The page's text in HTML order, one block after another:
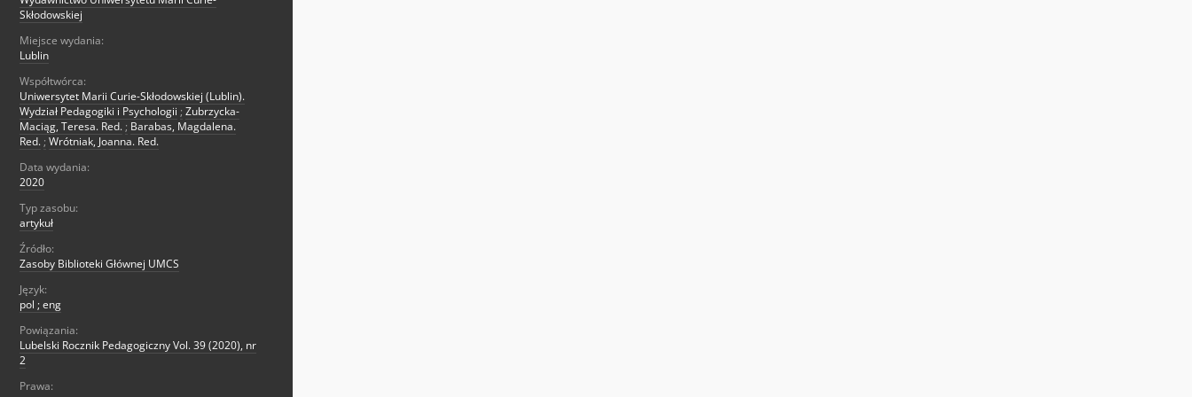
Skłodowskiej
Miejsce wydania:
Lublin
Współtwórca:
Uniwersytet Marii Curie-Skłodowskiej (Lublin).
Wydział Pedagogiki i Psychologii ; Zubrzycka-
Maciąg, Teresa. Red. ; Barabas, Magdalena.
Red. ; Wrótniak, Joanna. Red.
Data wydania:
2020
Typ zasobu:
artykuł
Źródło:
Zasoby Biblioteki Głównej UMCS
Język:
pol ; eng
Powiązania:
Lubelski Rocznik Pedagogiczny Vol. 39 (2020), nr
2
Prawa: